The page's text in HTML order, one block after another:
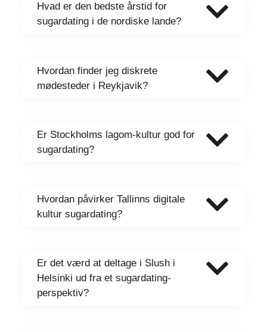
Hvad er den bedste årstid for
sugardating i de nordiske lande?
Hvordan finder jeg diskrete
mødesteder i Reykjavik?
Er Stockholms lagom-kultur god for
sugardating?
Hvordan påvirker Tallinns digitale
kultur sugardating?
Er det værd at deltage i Slush i
Helsinki ud fra et sugardating-
perspektiv?